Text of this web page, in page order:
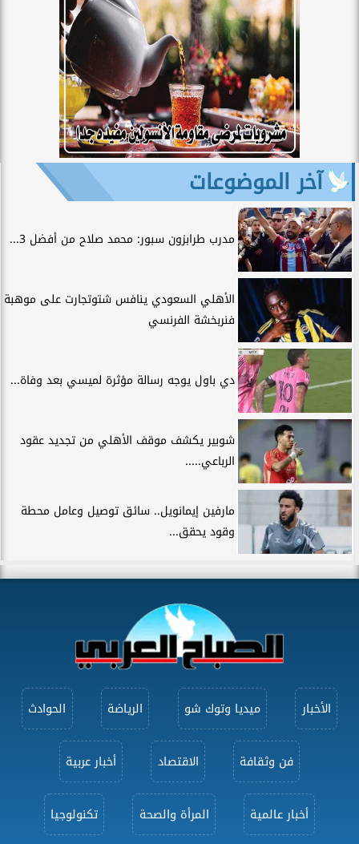
آخر الموضوعات
مدرب طرابزون سبور: محمد صلاح من أفضل 3...
الأهلي السعودي ينافس شتوتجارت على موهبة
فنربخشة الفرنسي
دي باول يوجه رسالة مؤثرة لميسي بعد وفاة...
شوبير يكشف موقف الأهلي من تجديد عقود
الرباعي.....
مارفين إيمانويل.. سائق توصيل وعامل محطة
وقود يحقق...
الأخبار ميديا وتوك شو الرياضة الحوادث
فن وثقافة الاقتصاد أخبار عربية
أخبار عالمية المرأة والصحة تكنولوجيا